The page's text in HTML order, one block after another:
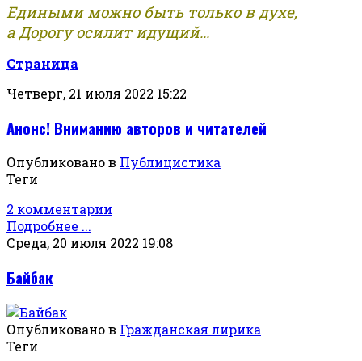
Едиными можно быть только в духе,
а Дорогу осилит идущий...
Страница
Четверг, 21 июля 2022 15:22
Анонс! Вниманию авторов и читателей
Опубликовано в Публицистика
Теги
2 комментарии
Подробнее ...
Среда, 20 июля 2022 19:08
Байбак
Опубликовано в Гражданская лирика
Теги